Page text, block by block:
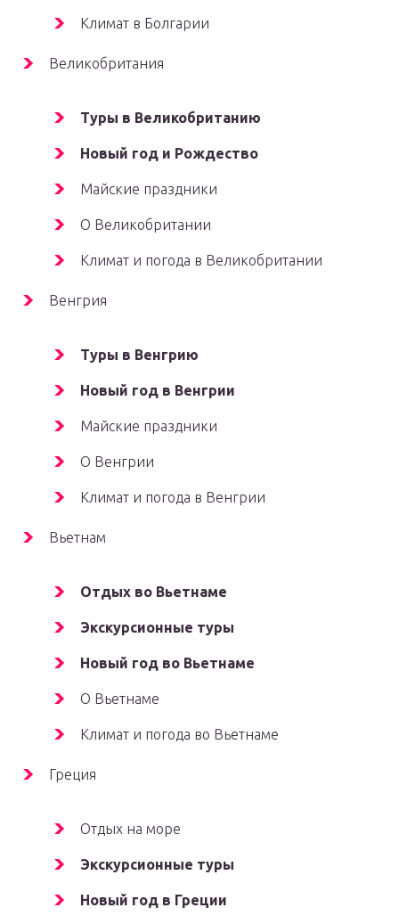
Климат в Болгарии
Великобритания
Туры в Великобританию
Новый год и Рождество
Майские праздники
О Великобритании
Климат и погода в Великобритании
Венгрия
Туры в Венгрию
Новый год в Венгрии
Майские праздники
О Венгрии
Климат и погода в Венгрии
Вьетнам
Отдых во Вьетнаме
Экскурсионные туры
Новый год во Вьетнаме
О Вьетнаме
Климат и погода во Вьетнаме
Греция
Отдых на море
Экскурсионные туры
Новый год в Греции